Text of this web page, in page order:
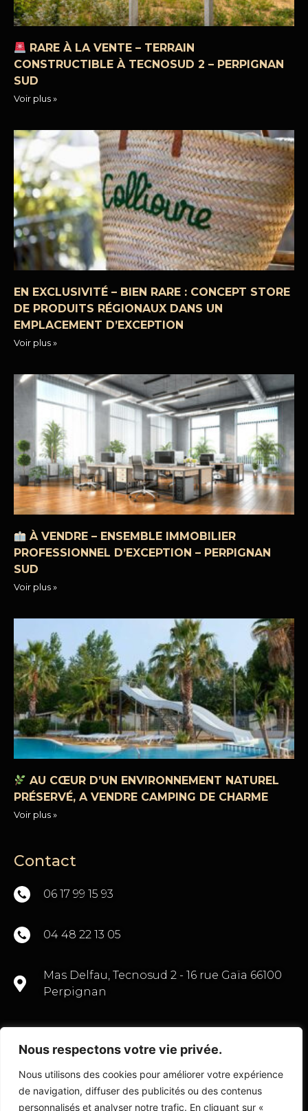
Nous respectons votre vie privée.
Nous utilisons des cookies pour améliorer votre expérience
de navigation, diffuser des publicités ou des contenus
personnalisés et analyser notre trafic. En cliquant sur «
RARE À LA VENTE – TERRAIN
CONSTRUCTIBLE À TECNOSUD 2 – PERPIGNAN
SUD
Voir plus »
EN EXCLUSIVITÉ – BIEN RARE : CONCEPT STORE
DE PRODUITS RÉGIONAUX DANS UN
EMPLACEMENT D’EXCEPTION
Voir plus »
À VENDRE – ENSEMBLE IMMOBILIER
PROFESSIONNEL D’EXCEPTION – PERPIGNAN
SUD
Voir plus »
AU CŒUR D’UN ENVIRONNEMENT NATUREL
PRÉSERVÉ, A VENDRE CAMPING DE CHARME
Voir plus »
Contact
06 17 99 15 93
04 48 22 13 05
Mas Delfau, Tecnosud 2 - 16 rue Gaïa 66100
Perpignan
CONTACTEZ-NOUS